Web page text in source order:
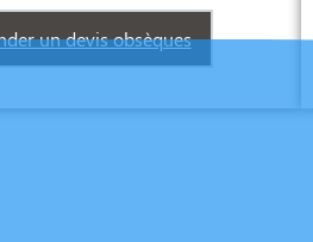
un devis obsèques